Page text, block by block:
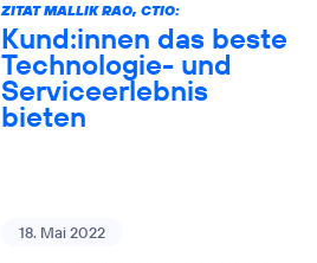
ZITAT MALLIK RAO, CTIO:
Kund:innen das beste
Technologie- und
Serviceerlebnis
bieten
18. Mai 2022